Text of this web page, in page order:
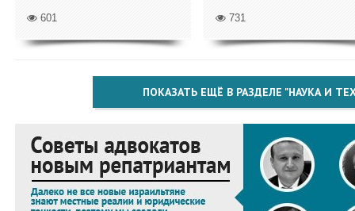
601 731
ПОКАЗАТЬ ЕЩЁ В РАЗДЕЛЕ "НАУКА И